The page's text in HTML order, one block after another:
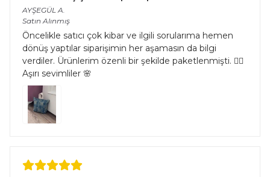
AYŞEGÜL A.
Satın Alınmış
Öncelikle satıcı çok kibar ve ilgili sorularıma hemen
dönüş yaptılar siparişimin her aşamasın da bilgi
verdiler. Ürünlerim özenli bir şekilde paketlenmişti. 👌🏻
Aşırı sevimliler 🌸